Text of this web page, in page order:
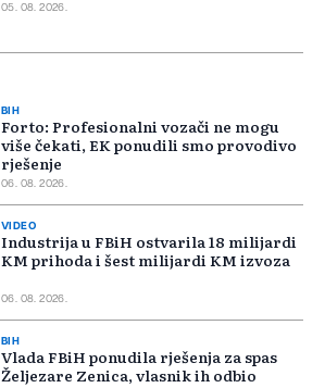
05. 08. 2026.
BIH
Forto: Profesionalni vozači ne mogu
više čekati, EK ponudili smo provodivo
rješenje
06. 08. 2026.
VIDEO
Industrija u FBiH ostvarila 18 milijardi
KM prihoda i šest milijardi KM izvoza
06. 08. 2026.
BIH
Vlada FBiH ponudila rješenja za spas
Željezare Zenica, vlasnik ih odbio